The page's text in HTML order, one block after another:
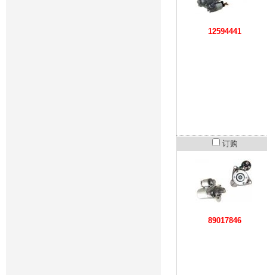
12594441
订购
89017846